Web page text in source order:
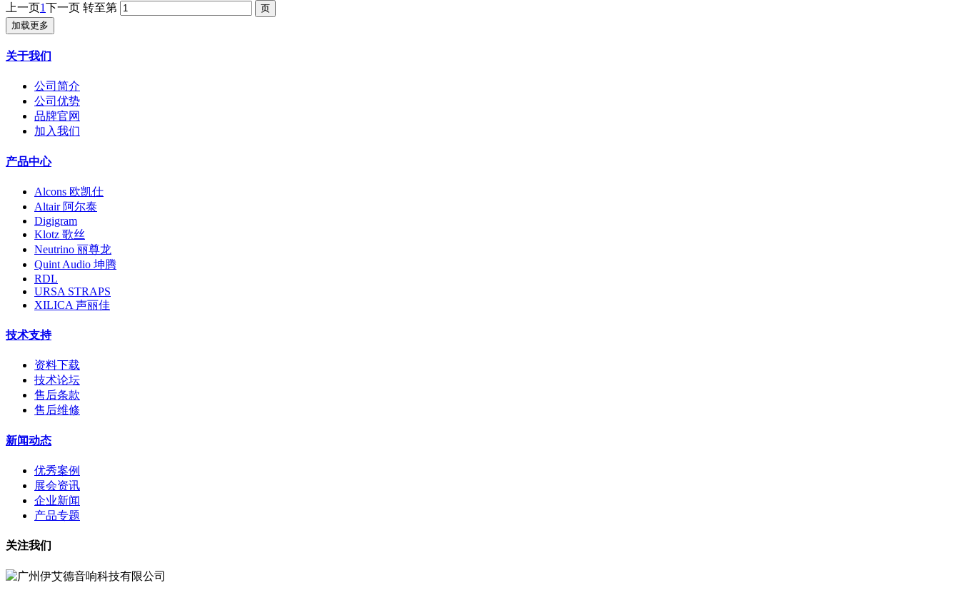
上一页1下一页 转至第
加载更多
关于我们
公司简介
公司优势
品牌官网
加入我们
产品中心
Alcons 欧凯仕
Altair 阿尔泰
Digigram
Klotz 歌丝
Neutrino 丽尊龙
Quint Audio 坤腾
RDL
URSA STRAPS
XILICA 声丽佳
技术支持
资料下载
技术论坛
售后条款
售后维修
新闻动态
优秀案例
展会资讯
企业新闻
产品专题
关注我们